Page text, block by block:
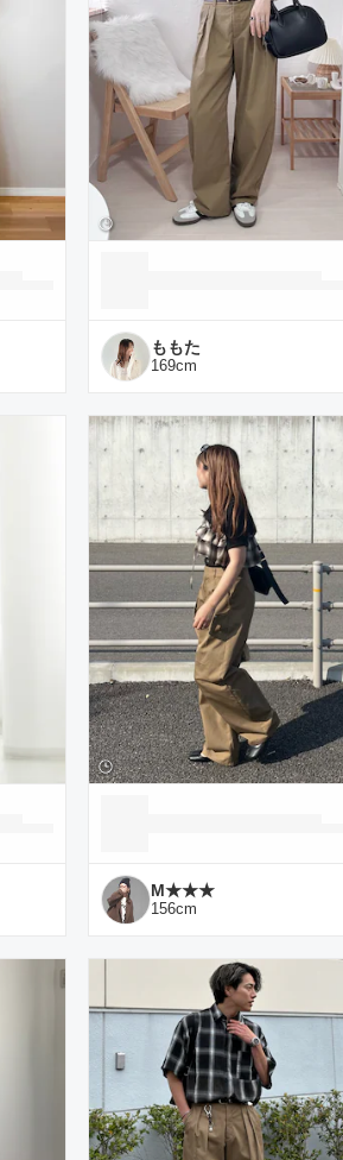
ももた
169cm
M★★★
156cm